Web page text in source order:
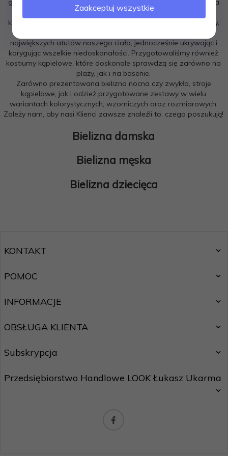
garderoby, jak bielizna damska i męska - zarówno ta noszona
na co dzień, jak i bielizna nocna. Dlatego w dedykowanych
kategoriach można znaleźć biustonosze, slipy, gorsety, piżamy,
bokserki, halki oraz rajstopy. Ich zadaniem jest podkreślenie
największych atutów naszego ciała, jednocześnie ukrywając i
korygując wszelkie niedoskonałości. Przygotowaliśmy również
kostiumy kąpielowe, które doskonale sprawdzą się zarówno na
plaży, jak i na basenie.
Zarówno prezentowana bielizna nocna czy zwykła, stroje
kąpielowe, jak i odzież przygotowane zestawy w wielu
wariantach kolorystycznych, wzorniczych oraz rozmiarowych.
Zależy nam, aby nasi Klienci zawsze znaleźli to, czego poszukują!
Bielizna damska
Bielizna męska
Bielizna dziecięca
KONTAKT
POMOC
INFORMACJE
OBSŁUGA KLIENTA
Subskrypcja
Przedsiębiorstwo Handlowe LOOK Łukasz Ukarma
Zaakceptuj wszystkie